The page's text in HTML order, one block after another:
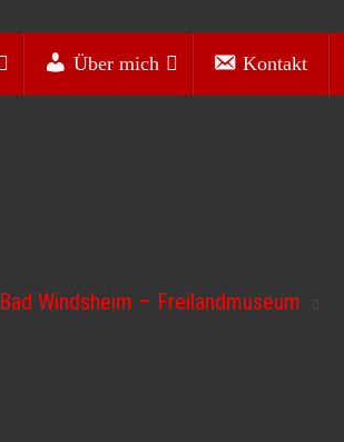
Über mich Kontakt
Bad Windsheim – Freilandmuseum